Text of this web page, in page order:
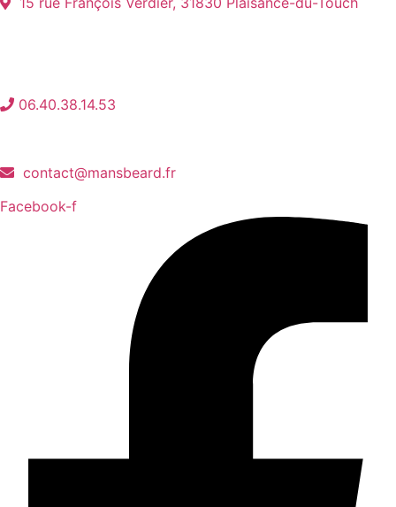
06.40.38.14.53
contact@mansbeard.fr
Facebook-f